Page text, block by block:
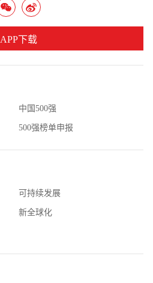
中国500强
500强榜单申报
可持续发展
新全球化
APP下载